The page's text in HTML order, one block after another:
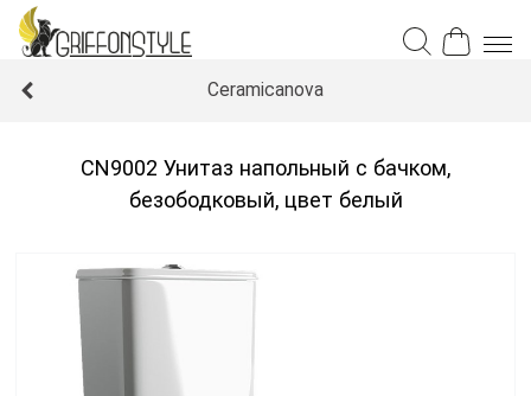
Ceramicanova
CN9002 Унитаз напольный с бачком,
безободковый, цвет белый